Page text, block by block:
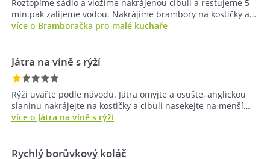
Roztopíme sádlo a vložíme nakrájenou cibuli a restujeme 5
min.pak zalijeme vodou. Nakrájíme brambory na kostičky a…
více o Bramboračka pro malé kuchaře
Játra na víně s rýží
Rýži uvařte podle návodu. Játra omyjte a osušte, anglickou
slaninu nakrájejte na kostičky a cibuli nasekejte na menší…
více o Játra na víně s rýží
Rychlý borůvkový koláč